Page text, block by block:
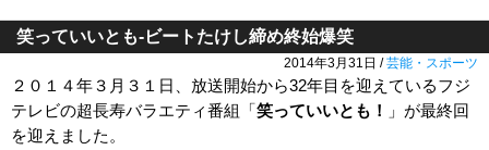
笑っていいとも-ビートたけし締め終始爆笑
2014年3月31日 /芸能・スポーツ
２０１４年３月３１日、放送開始から32年目を迎えているフジ
テレビの超長寿バラエティ番組「笑っていいとも！
」が最終回
を迎えました。